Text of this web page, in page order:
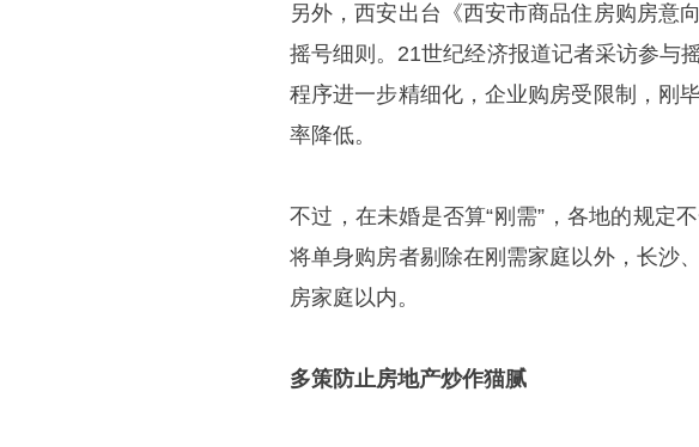
另外，西安出台《西安市商品住房购房意
摇号细则。21世纪经济报道记者采访参与
程序进一步精细化，企业购房受限制，刚
率降低。
不过，在未婚是否算“刚需”，各地的规定
将单身购房者剔除在刚需家庭以外，长沙
房家庭以内。
多策防止房地产炒作猫腻